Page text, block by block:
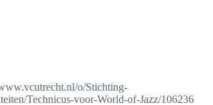
o/Stichting-
Technicus-voor-World-of-Jazz/106236